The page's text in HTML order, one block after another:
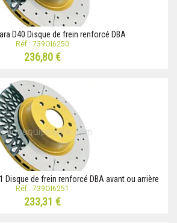
D40 Disque de frein renforcé DBA
Réf.: 739OI6250
236,80 €
Disque de frein renforcé DBA avant ou arrière
Réf.: 739OI6251
233,31 €